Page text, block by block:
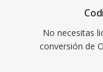
No necesitas
conversión de